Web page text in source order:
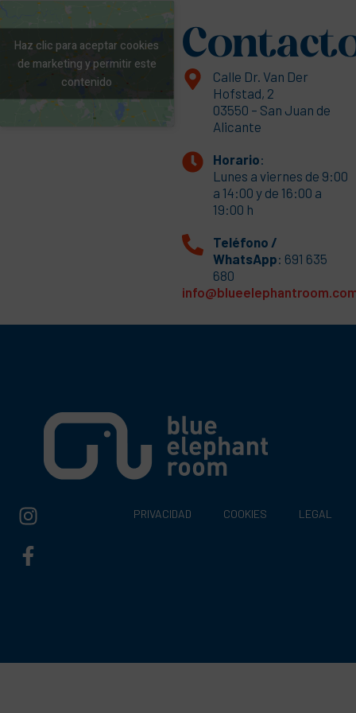
Haz clic para aceptar cookies
de marketing y permitir este
contenido
Calle Dr. Van Der
Hofstad, 2
03550 – San Juan de
Alicante
Horario:
Lunes a viernes de 9:00
a 14:00 y de 16:00 a
19:00 h
Teléfono /
WhatsApp: 691 635
680
PRIVACIDAD COOKIES LEGAL